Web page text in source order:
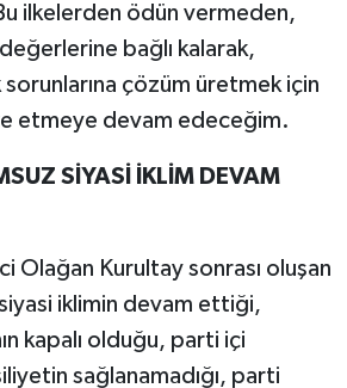
ilkelerden ödün vermeden,
bağlı kalarak,
sorunlarına çözüm üretmek için
etmeye devam edeceğim.
SİYASİ İKLİM DEVAM
Olağan Kurultay sonrası oluşan
iklimin devam ettiği,
kapalı olduğu, parti içi
sağlanamadığı, parti